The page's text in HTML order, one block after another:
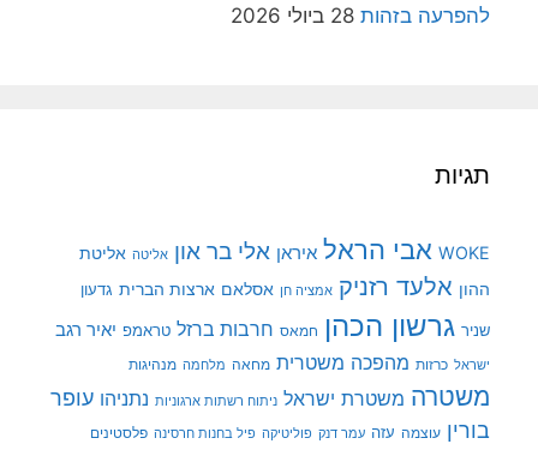
להפרעה בזהות 28 ביולי 2026
תגיות
WOKE אבי הראל איראן אלי בר און אליטה אליטת
ההון אלעד רזניק אמציה חן אסלאם ארצות הברית גדעון
שניר גרשון הכהן חמאס חרבות ברזל טראמפ יאיר רגב
ישראל כרזות מהפכה משטרית מחאה מלחמה מנהיגות
משטרה משטרת ישראל ניתוח רשתות ארגוניות נתניהו עופר
בורין עוצמה עזה עמר דנק פוליטיקה פיל בחנות חרסינה פלסטינים